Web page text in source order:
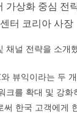
상화 중심 전
터 코리아 사장
채널 전략을 소개
뷰익이라는 두
크를 확대 및 강
한국 고객에게